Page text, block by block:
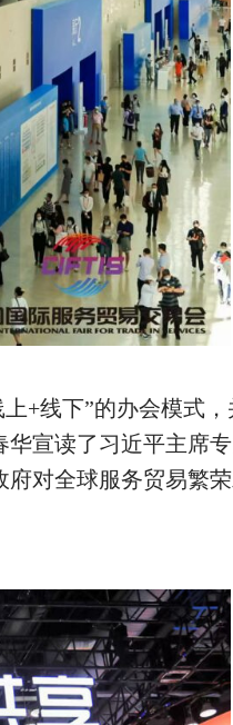
上+线下”的办会模式
宣读了习近平主席
对全球服务贸易繁